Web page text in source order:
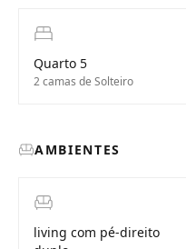
Quarto 5
2 camas de Solteiro
AMBIENTES
living com pé-direito